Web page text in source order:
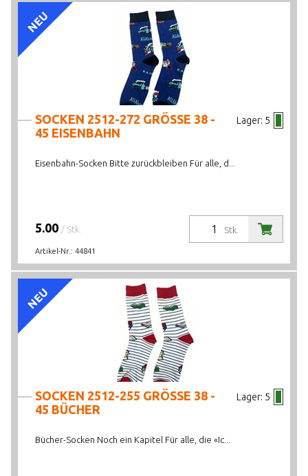
NEU
Lager: 5
SOCKEN 2512-272 GRÖSSE 38 -
45 EISENBAHN
Eisenbahn-Socken Bitte zurückbleiben Für alle, d...
Stk.
5.00 / Stk.
Artikel-Nr.: 44841
NEU
Lager: 5
SOCKEN 2512-255 GRÖSSE 38 -
45 BÜCHER
Bücher-Socken Noch ein Kapitel Für alle, die «Ic...